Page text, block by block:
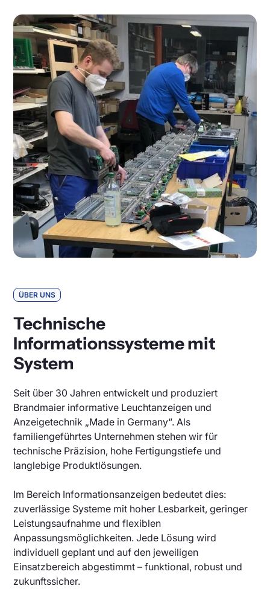
ÜBER UNS
Technische
Informationssysteme mit
System
Seit über 30 Jahren entwickelt und produziert
Brandmaier informative Leuchtanzeigen und
Anzeigetechnik „Made in Germany“. Als
familiengeführtes Unternehmen stehen wir für
technische Präzision, hohe Fertigungstiefe und
langlebige Produktlösungen.
Im Bereich Informationsanzeigen bedeutet dies:
zuverlässige Systeme mit hoher Lesbarkeit, geringer
Leistungsaufnahme und flexiblen
Anpassungsmöglichkeiten. Jede Lösung wird
individuell geplant und auf den jeweiligen
Einsatzbereich abgestimmt – funktional, robust und
zukunftssicher.